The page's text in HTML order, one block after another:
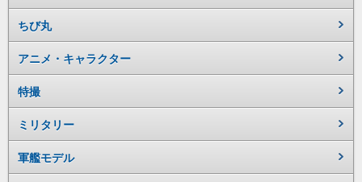
ちび丸
アニメ・キャラクター
特撮
ミリタリー
軍艦モデル